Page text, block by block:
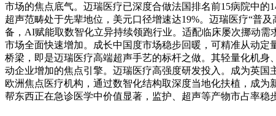
市场的焦点底气。迈瑞医疗已深度合做法国排名前15病院中的
超声范畴处于先辈地位，美元口径增速达19%。迈瑞医疗“普
备，AI赋能取数智化立异持续领跑行业。适配临床屡次挪动
市场全面快速增加。成长中国度市场稳步回暖，可精准从动
桥梁，即是迈瑞医疗高端超声手艺的标杆之做。其轻量化机
动企业增加的焦点引擎。迈瑞医疗高强度研发投入。成为英
欧洲焦点医疗机构，通过数智化结构取深度当地化扶植，成
帮东西正在急诊医学中价值显著，监护、超声等产物市占率稳